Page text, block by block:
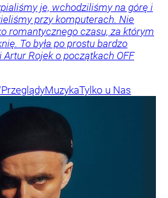
je, wchodziliśmy na górę i
przy komputerach. Nie
romantycznego czasu, za którym
To była po prostu bardzo
Rojek o początkach OFF
MuzykaTylko u Nas